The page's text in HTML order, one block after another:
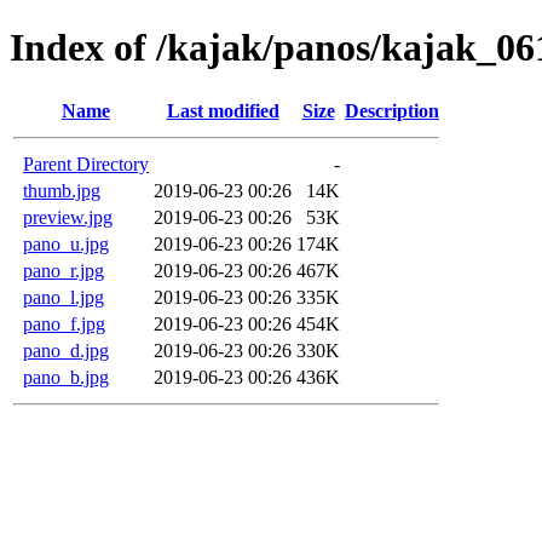
Index of /kajak/panos/
Name Last modified Size Description
Parent Directory
-
thumb.jpg
2019-06-23 00:26
14K
preview.jpg
2019-06-23 00:26
53K
pano_u.jpg
2019-06-23 00:26 174K
pano_r.jpg
2019-06-23 00:26 467K
pano_l.jpg
2019-06-23 00:26 335K
pano_f.jpg
2019-06-23 00:26 454K
pano_d.jpg
2019-06-23 00:26 330K
pano_b.jpg
2019-06-23 00:26 436K